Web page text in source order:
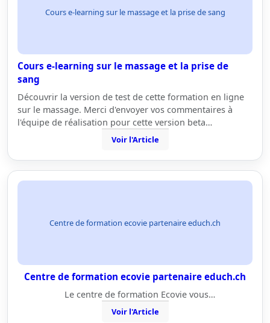
Cours e-learning sur le massage et la prise de sang
Cours e-learning sur le massage et la prise de
sang
Découvrir la version de test de cette formation en ligne
sur le massage. Merci d'envoyer vos commentaires à
l'équipe de réalisation pour cette version beta…
Voir l'Article
Centre de formation ecovie partenaire educh.ch
Centre de formation ecovie partenaire educh.ch
Le centre de formation Ecovie vous…
Voir l'Article